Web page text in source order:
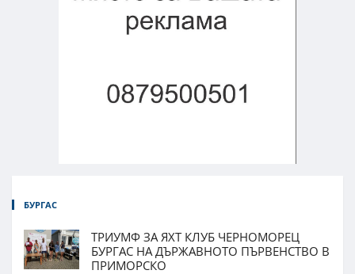
БУРГАС
ТРИУМФ ЗА ЯХТ КЛУБ ЧЕРНОМОРЕЦ
БУРГАС НА ДЪРЖАВНОТО ПЪРВЕНСТВО В
ПРИМОРСКО